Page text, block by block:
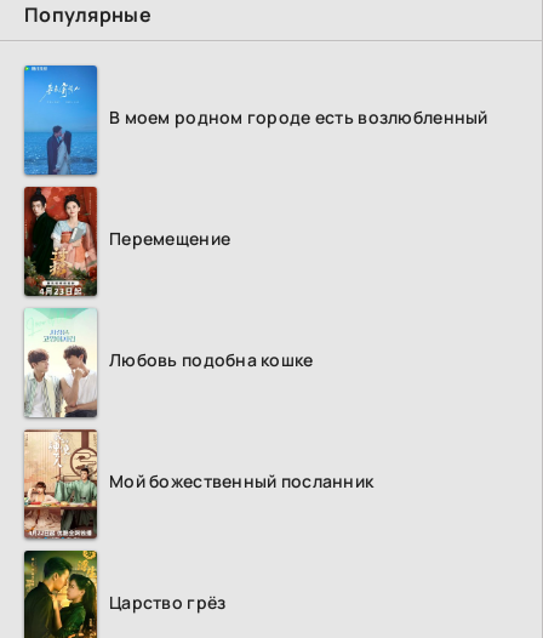
Популярные
В моем родном городе есть возлюбленный
Перемещение
Любовь подобна кошке
Мой божественный посланник
Царство грёз